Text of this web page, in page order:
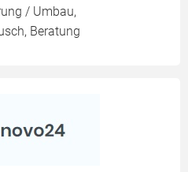
/ Umbau,
Beratung